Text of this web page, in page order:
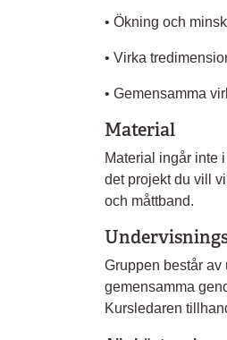
• Ökning och
• Virka
• Gemensamma
Material
Material ingår inte
det projekt du vill
och måttband.
Gruppen består
gemensamma
Kursledaren